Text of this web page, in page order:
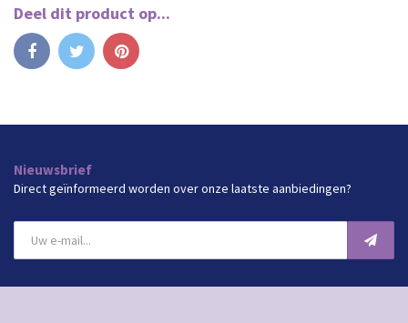
Deel dit product op...
Nieuwsbrief
Direct geïnformeerd worden over onze laatste aanbiedingen?